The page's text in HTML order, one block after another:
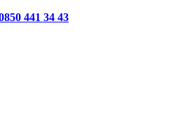
441 34 43